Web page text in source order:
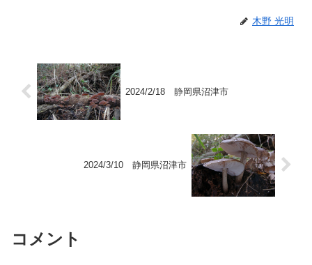
木野 光明
2024/2/18 静岡県沼津市
2024/3/10 静岡県沼津市
コメント